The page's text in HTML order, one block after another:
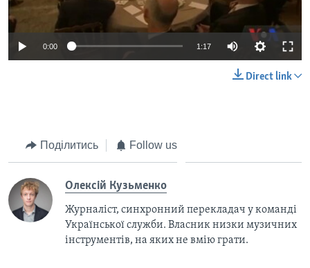
0:00 1:17
Direct link
Поділитись Follow us
Олексій Кузьменко
Журналіст, синхронний перекладач у команді
Української служби. Власник низки музичних
інструментів, на яких не вмію грати.